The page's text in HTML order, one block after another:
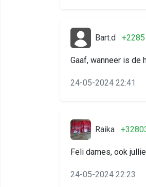
Bart.d +2285
Gaaf, wanneer is de
24-05-2024 22:41
Raika
Feli dames, ook
24-05-2024 22:23